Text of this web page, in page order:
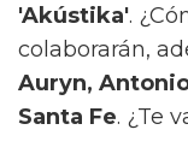
'Akústika'.
colaborarán,
Auryn,
Santa Fe. ¿Te